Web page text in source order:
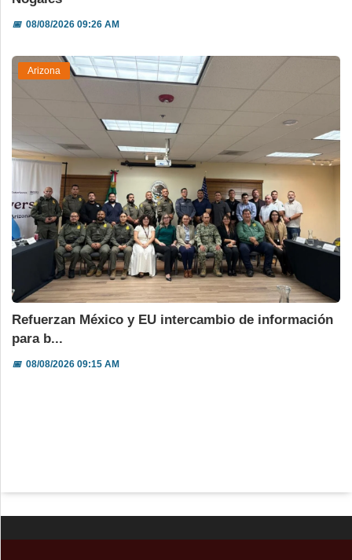
📅08/08/2026 09:26 AM
Arizona
Refuerzan México y EU intercambio de información
para b...
📅08/08/2026 09:15 AM